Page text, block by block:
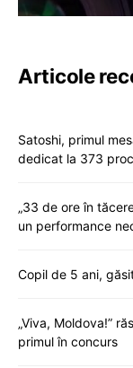
Articole
Satoshi, primul
dedicat la 373
„33 de ore în
un performance
Copil de 5 ani,
„Viva, Moldova!”
primul în concurs